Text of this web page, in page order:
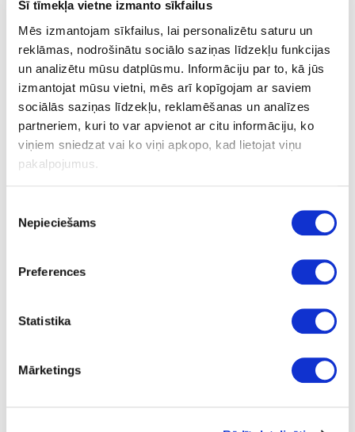
Šī tīmekļa vietne izmanto sīkfailus
Mēs izmantojam sīkfailus, lai personalizētu saturu un
reklāmas, nodrošinātu sociālo saziņas līdzekļu funkcijas
un analizētu mūsu datplūsmu. Informāciju par to, kā jūs
izmantojat mūsu vietni, mēs arī kopīgojam ar saviem
sociālās saziņas līdzekļu, reklamēšanas un analīzes
partneriem, kuri to var apvienot ar citu informāciju, ko
viņiem sniedzat vai ko viņi apkopo, kad lietojat viņu
pakalpojumus.
izvēle
Nepieciešams
Preferences
Statistika
Mārketings
16-709314/001
Iefrēzējama vadotne CLASSIC
melna
Iefrēzējama vadotne CLASSIC
2500.0